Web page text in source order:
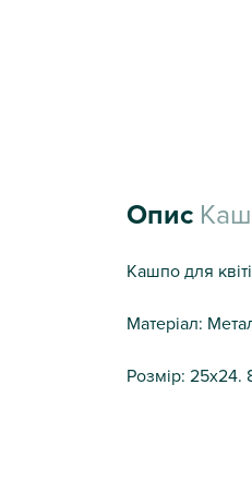
Опис
Кашпо для
Матеріал:
Розмір: 25х24.